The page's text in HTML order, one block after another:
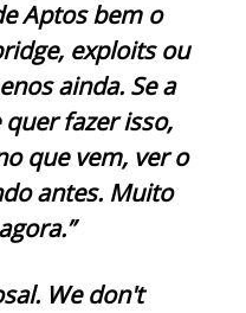
Aptos bem o
exploits ou
ainda. Se a
fazer isso,
que vem, ver o
antes. Muito
We don't